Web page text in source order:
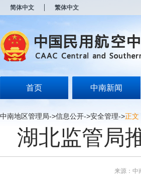
简体中文 繁体中文
首页 中南新闻
中南地区管理局->信息公开->安全管理->正文
湖北监管局
来源：中
开
无
障
说
按
Alt
键